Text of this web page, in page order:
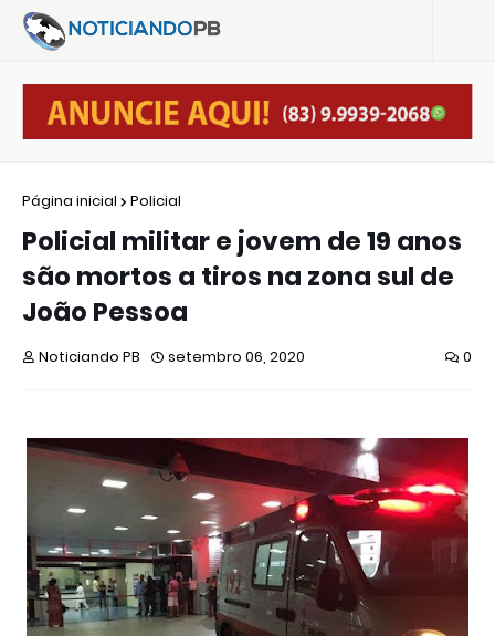
Página inicial Policial
Policial militar e jovem de 19 anos
são mortos a tiros na zona sul de
João Pessoa
Noticiando PB setembro 06, 2020 0